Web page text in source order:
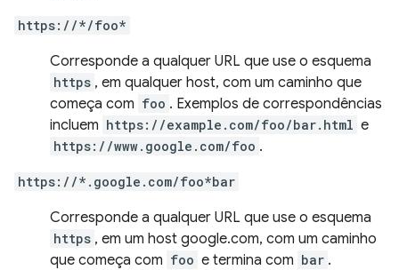
https://*/foo*
Corresponde a qualquer URL que use o esquema
https , em qualquer host, com um caminho que
começa com foo . Exemplos de correspondências
incluem https://example.com/foo/bar.html e
https://www.google.com/foo .
https://*.google.com/foo*bar
Corresponde a qualquer URL que use o esquema
https , em um host google.com, com um caminho
que começa com foo e termina com bar .